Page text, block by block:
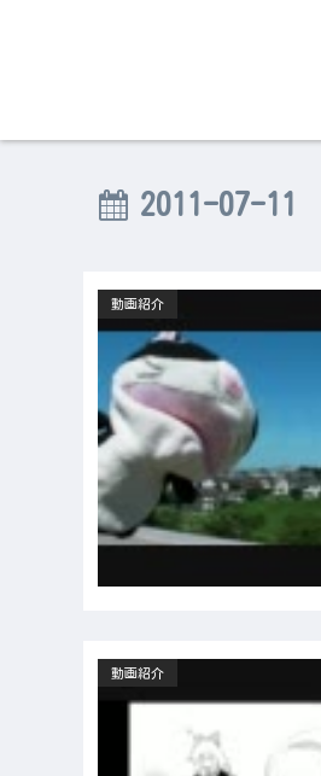
2011-07-11
動画紹介
動画紹介